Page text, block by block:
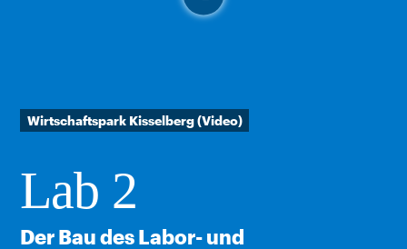
Wirtschaftspark Kisselberg (Video)
Lab 2
Der Bau des Labor- und